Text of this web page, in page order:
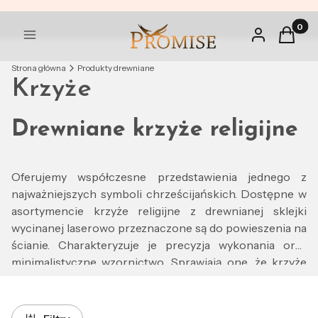
Menu Zaloguj sięKoszyk
Strona główna Produkty drewniane
Krzyże
Drewniane krzyże religijne
Oferujemy współczesne przedstawienia jednego z
najważniejszych symboli chrześcijańskich. Dostępne w
asortymencie krzyże religijne z drewnianej sklejki
wycinanej laserowo przeznaczone są do powieszenia na
ścianie. Charakteryzuje je precyzja wykonania oraz
minimalistyczne wzornictwo. Sprawiają one, że krzyże
przyćmiewa religijnego przekazu. Jednocześnie,